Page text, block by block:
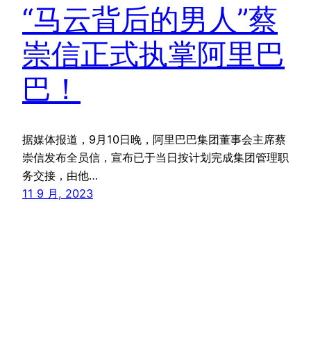
“马云背后的男人”蔡
崇信正式执掌阿里巴
巴！
据媒体报道，9月10日晚，阿里巴巴集团董事会主席蔡
崇信发布全员信，宣布已于当日按计划完成集团管理职
务交接，由他…
11 9 月, 2023